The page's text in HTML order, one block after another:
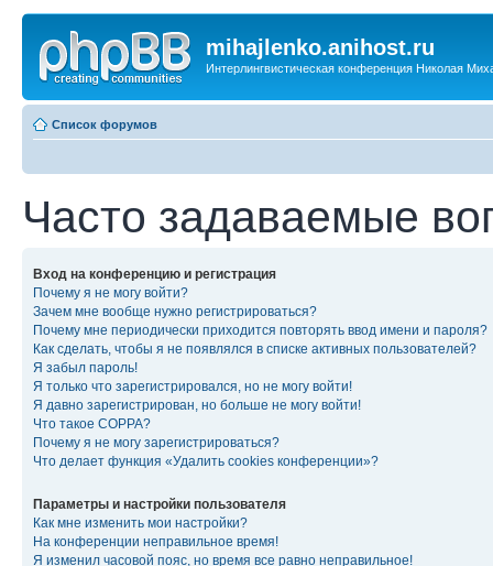
mihajlenko.anihost.ru
Интерлингвистическая конференция Николая
Список форумов
Часто задаваемые
Вход на конференцию и регистрация
Почему я не могу войти?
Зачем мне вообще нужно регистрироваться?
Почему мне периодически приходится повторять ввод имени и пароля?
Как сделать, чтобы я не появлялся в списке активных пользователей?
Я забыл пароль!
Я только что зарегистрировался, но не могу войти!
Я давно зарегистрирован, но больше не могу войти!
Что такое COPPA?
Почему я не могу зарегистрироваться?
Что делает функция «Удалить cookies конференции»?
Параметры и настройки пользователя
Как мне изменить мои настройки?
На конференции неправильное время!
Я изменил часовой пояс, но время все равно неправильное!